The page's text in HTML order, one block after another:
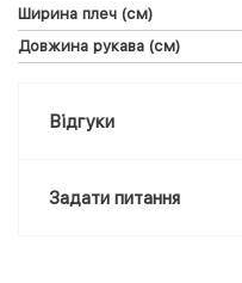
Ширина плеч (см)
Довжина рукава (см)
Відгуки
Задати питання